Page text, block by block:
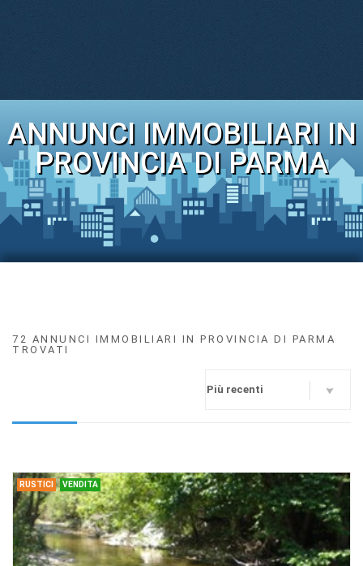
ANNUNCI IMMOBILIARI IN
PROVINCIA DI PARMA
72 ANNUNCI IMMOBILIARI IN PROVINCIA DI PARMA
TROVATI
RUSTICI VENDITA